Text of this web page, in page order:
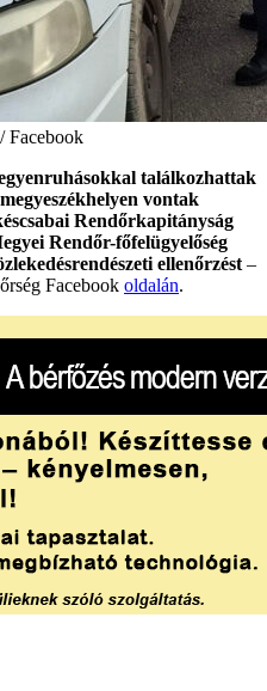
Facebook
találkozhattak
vontak
Rendőrkapitányság
Rendőr-főfelügyelőség
ellenőrzést –
Facebook oldalán.